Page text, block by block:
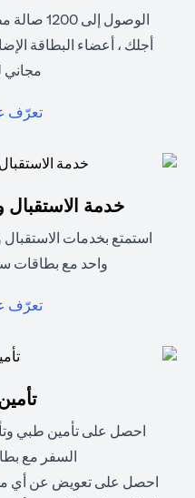
الوصول
أجلك ، أعضاء البطاقة
مجاني
تعرّف
خدمة
استمتع بخدمات
واحد مع بطاقات
تعرّف
احصل على تأمين طبي
السفر مع
احصل على تعويض عن أي